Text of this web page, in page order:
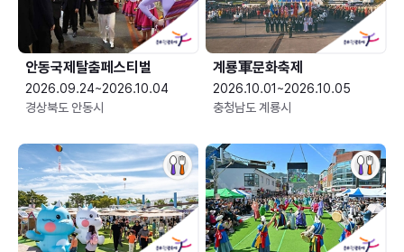
안동국제탈춤페스티벌
2026.09.24~2026.10.04
경상북도 안동시
2026.10.01~2026.10.05
충청남도 계룡시